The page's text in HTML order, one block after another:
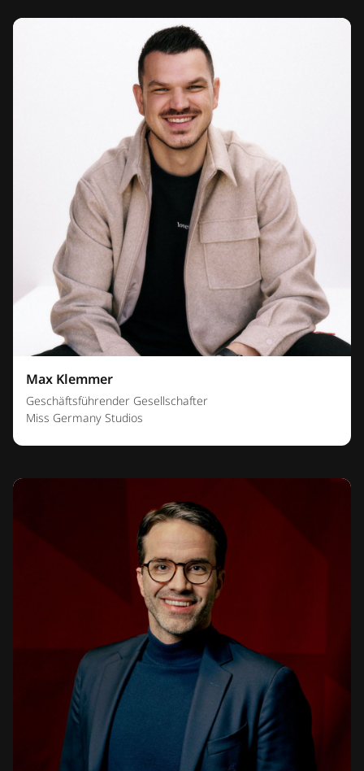
Max Klemmer
Geschäftsführender Gesellschafter
Miss Germany Studios